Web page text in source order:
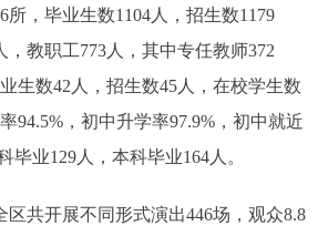
，毕业生数1104人，招生数1179
，教职工773人，其中专任教师372
生数42人，招生数45人，在校学生数
94.5%，初中升学率97.9%，初中就近
毕业129人，本科毕业164人。
区共开展不同形式演出446场，观众8.8